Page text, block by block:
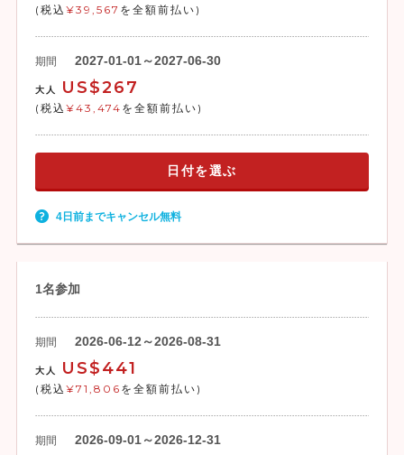
(税込 ¥39,567 を全額前払い)
期間 2027-01-01～2027-06-30
大人 US$267
(税込 ¥43,474 を全額前払い)
日付を選ぶ
4日前までキャンセル無料
1名参加
期間 2026-06-12～2026-08-31
大人 US$441
(税込 ¥71,806 を全額前払い)
期間 2026-09-01～2026-12-31